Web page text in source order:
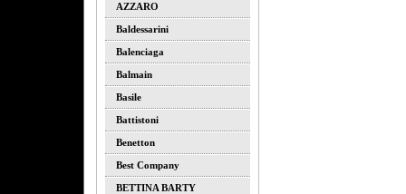
AZZARO
Baldessarini
Balenciaga
Balmain
Basile
Battistoni
Benetton
Best Company
BETTINA BARTY